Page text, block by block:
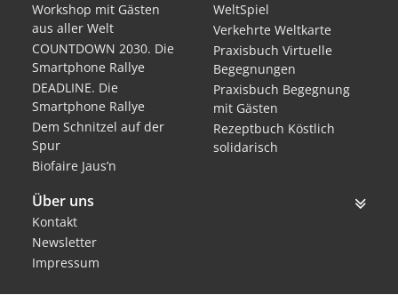
Workshop mit Gästen
aus aller Welt
COUNTDOWN 2030. Die
Smartphone Rallye
DEADLINE. Die
Smartphone Rallye
Dem Schnitzel auf der
Spur
Biofaire Jaus’n
WeltSpiel
Verkehrte Weltkarte
Praxisbuch Virtuelle
Begegnungen
Praxisbuch Begegnung
mit Gästen
Rezeptbuch Köstlich
solidarisch
Über uns
Kontakt
Newsletter
Impressum